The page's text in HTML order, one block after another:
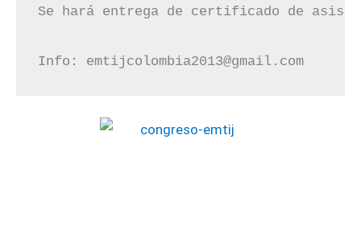
Se hará entrega de certificado de
Info: emtijcolombia2013@gmail.com